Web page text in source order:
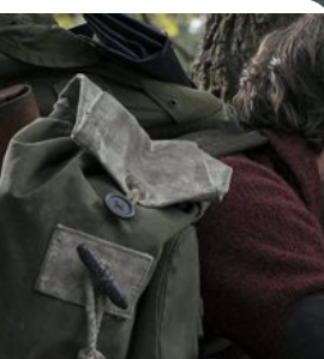
เป็นครั้งแรก วันที่ 15 พฤศจิกายน
ยากให้คุณมารวมงานของเรา…
Place’ เวอร์ชันเกมจะ
า ‘World War Z’
เตรียมเกร็งจิกหมอนกันต่อใน
เกมจะถูกสร้างโดยผู้พัฒนาเกม 'World
days ago